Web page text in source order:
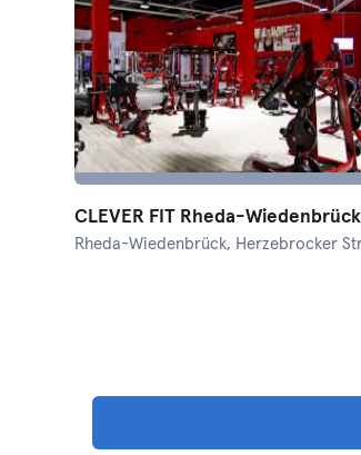
CLEVER FIT Rheda-Wiedenbrück
Rheda-Wiedenbrück, Herzebrocker